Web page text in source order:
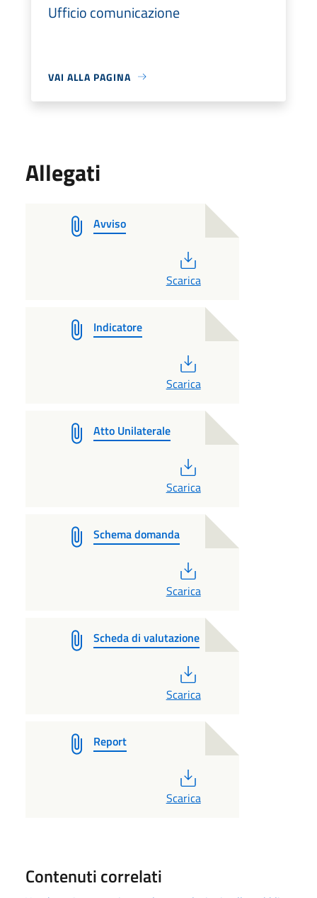
Ufficio comunicazione
VAI ALLA PAGINA
Allegati
Avviso
Scarica
Indicatore
Scarica
Atto Unilaterale
Scarica
Schema domanda
Scarica
Scheda di valutazione
Scarica
Report
Scarica
Contenuti correlati